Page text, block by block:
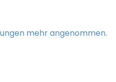
mehr angenommen.